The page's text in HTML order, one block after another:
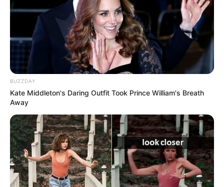
BUZZDAY
Kate Middleton's Daring Outfit Took Prince William's Breath
Away